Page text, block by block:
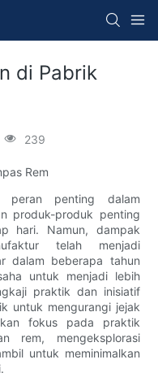
di Pabrik
239
Rem
peran penting dalam
produk-produk penting
hari. Namun, dampak
telah menjadi
dalam beberapa tahun
untuk menjadi lebih
praktik dan inisiatif
untuk mengurangi jejak
fokus pada praktik
rem, mengeksplorasi
untuk meminimalkan